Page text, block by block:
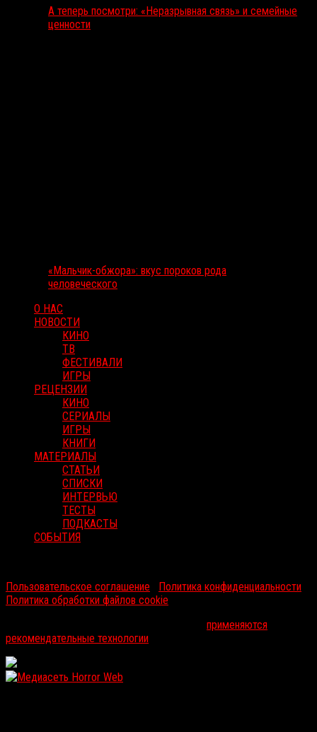
А теперь посмотри: «Неразрывная связь» и семейные
ценности
«Мальчик-обжора»: вкус пороков рода
человеческого
О НАС
НОВОСТИ
КИНО
ТВ
ФЕСТИВАЛИ
ИГРЫ
РЕЦЕНЗИИ
КИНО
СЕРИАЛЫ
ИГРЫ
КНИГИ
МАТЕРИАЛЫ
СТАТЬИ
СПИСКИ
ИНТЕРВЬЮ
ТЕСТЫ
ПОДКАСТЫ
СОБЫТИЯ
Пользовательское соглашение
Политика конфиденциальности
Политика обработки файлов cookie
применяются
рекомендательные технологии